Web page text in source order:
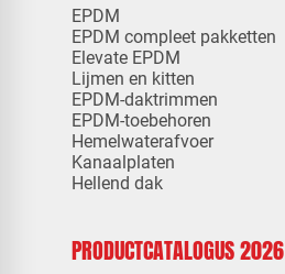
EPDM
EPDM compleet pakketten
Elevate EPDM
Lijmen en kitten
EPDM-daktrimmen
EPDM-toebehoren
Hemelwaterafvoer
Kanaalplaten
Hellend dak
PRODUCTCATALOGUS 2026